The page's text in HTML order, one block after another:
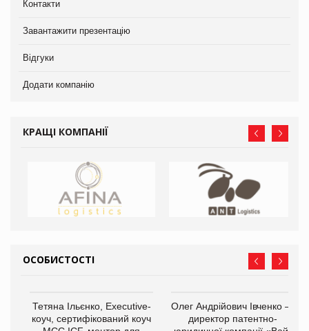
Контакти
Завантажити презентацію
Відгуки
Додати компанію
КРАЩІ КОМПАНІЇ
ОСОБИСТОСТІ
Тетяна Ільєнко, Executive-
коуч, сертифікований коуч
Олег Андрійович Івченко —
директор патентно-